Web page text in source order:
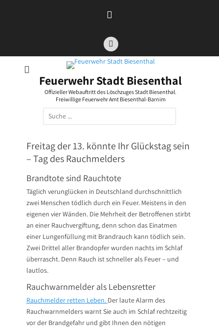
Facebook
Feuerwehr Stadt Biesenthal
Offizieller Webauftritt des Löschzuges Stadt Biesenthal.
Freiwillige Feuerwehr Amt Biesenthal-Barnim
Suchen
nach:
Freitag der 13. könnte Ihr Glückstag sein
– Tag des Rauchmelders
Brandtote sind Rauchtote
Täglich verunglücken in Deutschland durchschnittlich
zwei Menschen tödlich durch ein Feuer. Meistens in den
eigenen vier Wänden. Die Mehrheit der Betroffenen stirbt
an einer Rauchvergiftung, denn schon das Einatmen
einer Lungenfüllung mit Brandrauch kann tödlich sein.
Zwei Drittel aller Brandopfer wurden nachts im Schlaf
überrascht. Denn Rauch ist schneller als Feuer – und
lautlos.
Rauchwarnmelder als Lebensretter
Rauchmelder retten Leben. Der laute Alarm des
Rauchwarnmelders warnt Sie auch im Schlaf rechtzeitig
vor der Brandgefahr und gibt Ihnen den nötigen